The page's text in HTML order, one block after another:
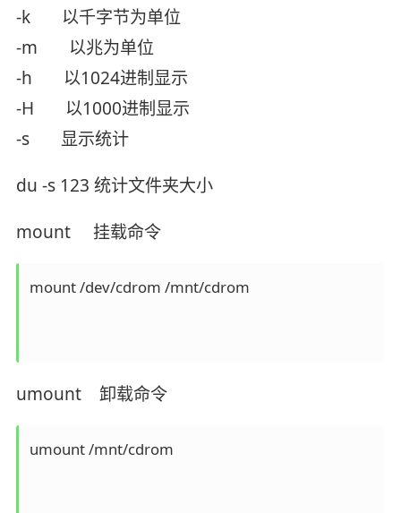
-k 以千字节为单位
-m 以兆为单位
-h 以1024进制显示
-H 以1000进制显示
-s 显示统计
du -s 123 统计文件夹大小
mount 挂载命令
mount /dev/cdrom /mnt/cdrom
umount 卸载命令
umount /mnt/cdrom